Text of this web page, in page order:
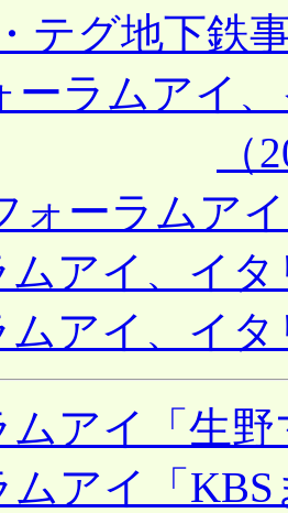
テグ地下鉄
ーラムアイ
（
ォーラムア
アイ、イタ
アイ、イタ
アイ「生野
アイ「KBS